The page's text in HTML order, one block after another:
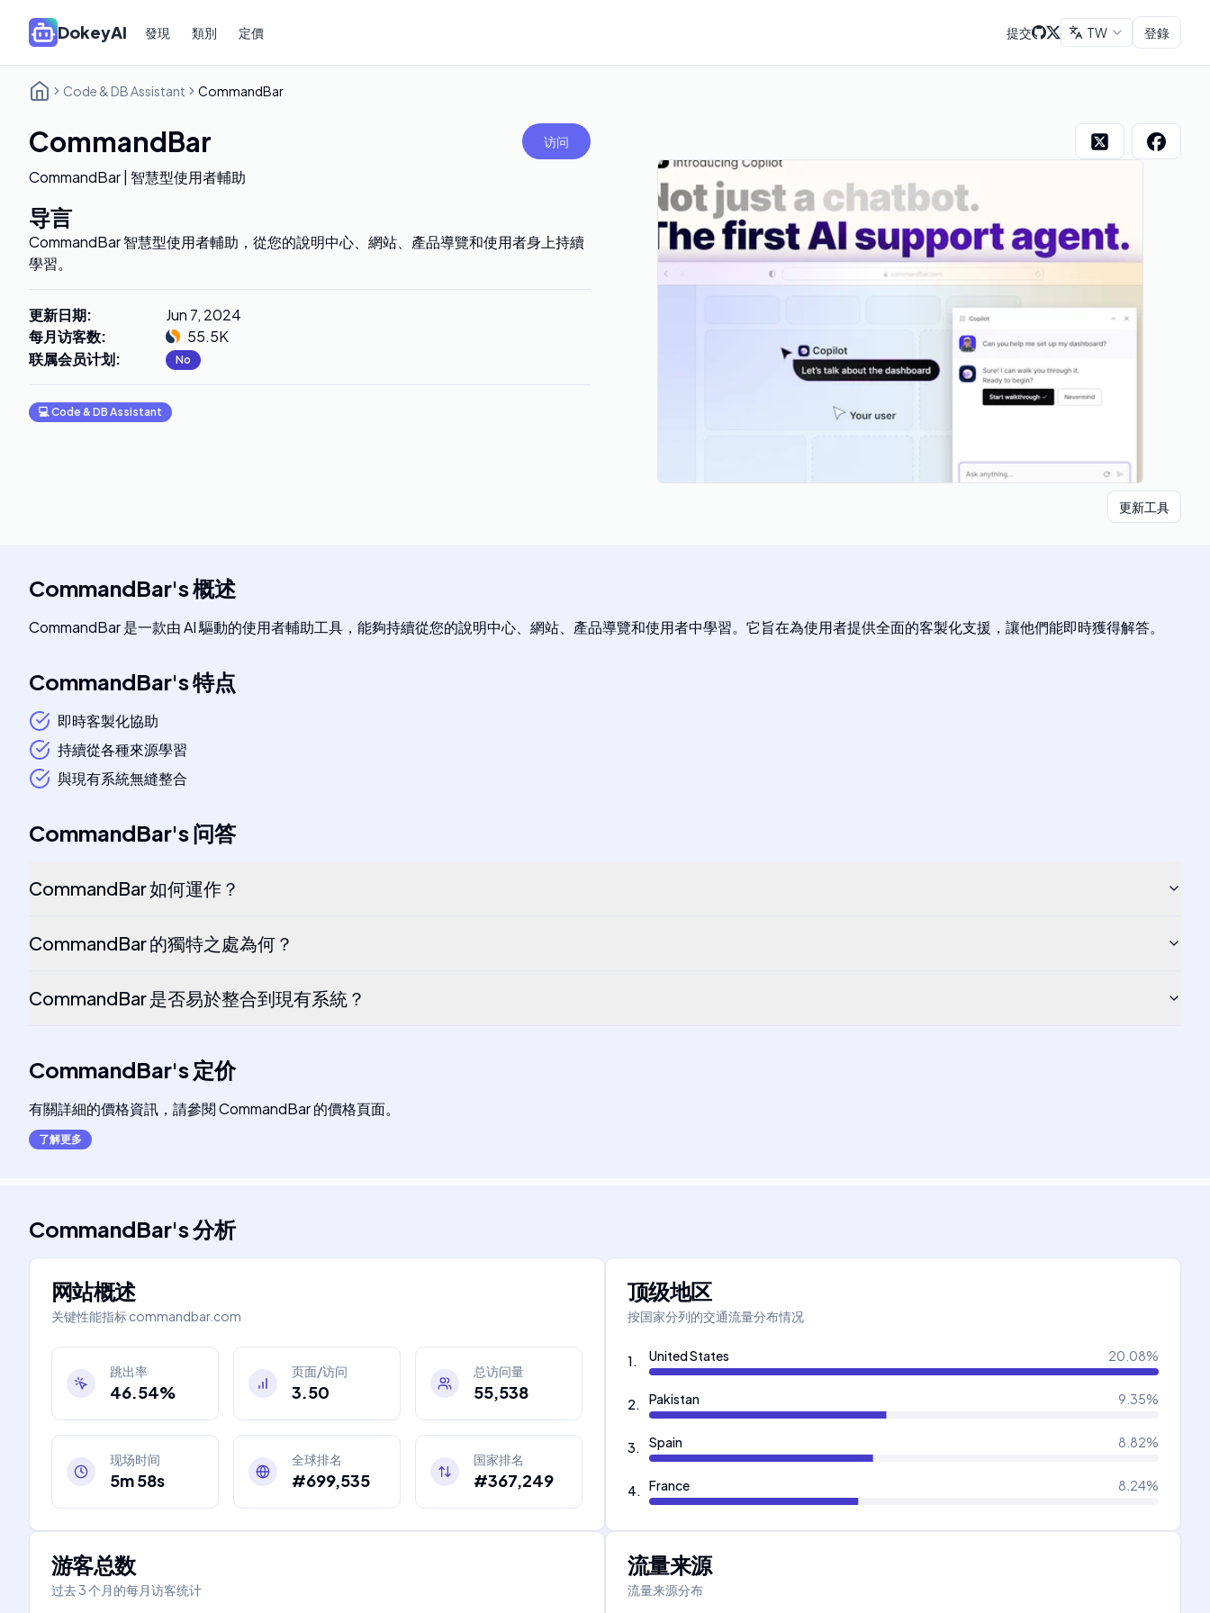
DokeyAI 發現 類別 定價 提交 TW 登錄
Code & DB Assistant CommandBar
CommandBar 访问
CommandBar | 智慧型使用者輔助
导言
CommandBar 智慧型使用者輔助，從您的說明中心、網站、產品導覽和使用者身上持續
學習。
更新日期:
Jun 7, 2024
每月访客数:
55.5K
联属会员计划: No
💻Code & DB Assistant
更新工具
CommandBar's概述
CommandBar 是一款由 AI 驅動的使用者輔助工具，能夠持續從您的說明中心、網站、產品導覽和使用者中學習。它旨在為使用者提供全面的客製化支援，讓他們能即時獲得解答。
CommandBar's特点
即時客製化協助
持續從各種來源學習
與現有系統無縫整合
CommandBar's问答
CommandBar 如何運作？
CommandBar 的獨特之處為何？
CommandBar 是否易於整合到現有系統？
CommandBar's 定价
有關詳細的價格資訊，請參閱 CommandBar 的價格頁面。
了解更多
CommandBar's分析
网站概述
关键性能指标commandbar.com
跳出率
46.54%
页面/访问
3.50
总访问量
55,538
现场时间
5m 58s
全球排名
#699,535
国家排名
#367,249
顶级地区
按国家分列的交通流量分布情况
1. United States 20.08%
2. Pakistan 9.35%
3. Spain 8.82%
4. France 8.24%
游客总数
过去 3 个月的每月访客统计
流量来源
流量来源分布